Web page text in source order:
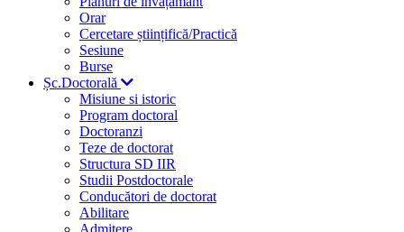
Orar
Cercetare științifică/Practică
Sesiune
Burse
Șc.Doctorală
Misiune si istoric
Program doctoral
Doctoranzi
Teze de doctorat
Structura SD IIR
Studii Postdoctorale
Conducători de doctorat
Abilitare
Admitere